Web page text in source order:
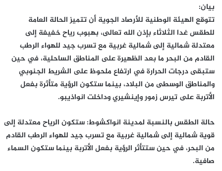
بيان:
تتوقع الهيئة الوطنية للأرصاد الجوية أن تتميز الحالة العامة
للطقس غدا الثلاثاء بإذن الله تعالى، بهبوب رياح خفيفة إلى
معتدلة شمالية إلى شمالية غربية مع تسرب جيد للهواء الرطب
القادم من البحر ما بعد الظهيرة على المناطق الساحلية، في حين
ستبقى درجات الحرارة في ارتفاع ملحوظ على الشريط الجنوبي
والمناطق الوسطى من البلاد، بينما ستكون الرؤية متأثرة بفعل
الأتربة على تيرس زمور وإينشيري وداخلت انواذيبو.
حالة الطقس بالنسبة لمدينة انواكشوط: ستكون الرياح معتدلة إلى
قوية شمالية إلى شمالية غربية مع تسرب جيد للهواء الرطب القادم
من البحر، في حين ستتأثر الرؤية بفعل الأتربة بينما ستكون السماء
صافية.